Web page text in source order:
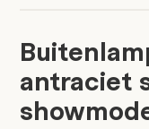
antraciet